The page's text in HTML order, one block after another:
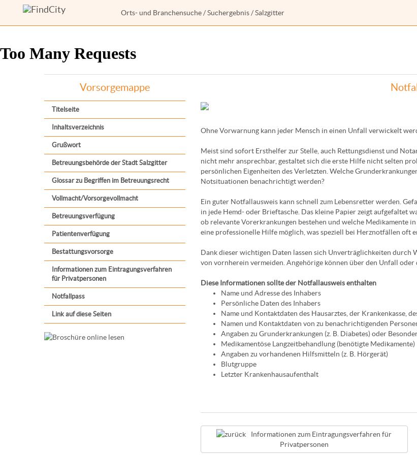
Orts- und Branchensuche /Suchergebnis / Salzgitter
Vorsorgemappe
Titelseite
Inhaltsverzeichnis
Grußwort
Betreuungsbehörde der Stadt Salzgitter
Glossar zu Begriffen im Betreuungsrecht
Vollmacht/Vorsorgevollmacht
Betreuungsverfügung
Patientenverfügung
Bestattungsvorsorge
Informationen zum Eintragungsverfahren
für Privatpersonen
Notfallpass
Link auf diese Seiten
Ohne Vorwarnung kann jeder Mensch in einen Unfall verwickelt
Meist sind sofort Ersthelfer zur Stelle, auch Rettungsdienst und
nicht mehr ansprechbar, gestaltet sich die erste Hilfe nicht selten
persönlichen Eigenheiten des Verletzten. Welche
Notsituationen benachrichtigt werden?
Ein guter Notfallausweis kann schnell zum Lebensretter werden.
in jede Hemd- oder Brieftasche. Das kleine Papier zeigt aufgefaltet
ob relevante Vorerkrankungen bestehen und welche Medikamente
eine professionelle Hilfe möglich, was speziell bei Herznotfällen oft
Dank dieser wichtigen Daten lassen sich Unverträglichkeiten
von vornherein vermeiden. Angehörige können über den Unfall
Diese Informationen sollte der Notfallausweis enthalten
Name und Adresse des Inhabers
Persönliche Daten des Inhabers
Name und Kontaktdaten des Hausarztes, der Krankenkasse,
Namen und Kontaktdaten von zu benachrichtigenden
Angaben zu Grunderkrankungen (z. B. Diabetes) oder
Medikamentöse Langzeitbehandlung (benötigte Medikamente)
Angaben zu vorhandenen Hilfsmitteln (z. B. Hörgerät)
Blutgruppe
Letzter Krankenhausaufenthalt
Informationen zum Eintragungsverfahren für
Privatpersonen